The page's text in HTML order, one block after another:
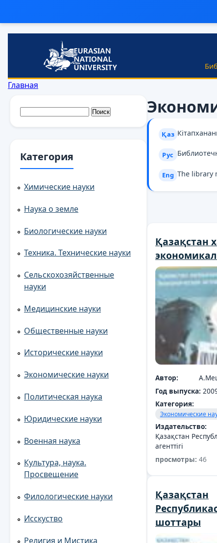
Перейти к основному содержанию
Вы здесь
Главная
Қаз
Рус
Eng The library
Қазақстан
Автор:
Год выпуска:
Категория:
Экономические
Издательство:
Қазақстан
агенттігі
просмотры: 46
Қазақстан
шоттары
Форма поиска
Поиск
Категория
Химические науки
Наука о земле
Биологические науки
Техника. Технические науки
Сельскохозяйственные
науки
Медицинские науки
Общественные науки
Исторические науки
Экономические науки
Политическая наука
Юридические науки
Военная наука
Культура, наука.
Просвещение
Филологические науки
Исскуство
Религия и Мистика